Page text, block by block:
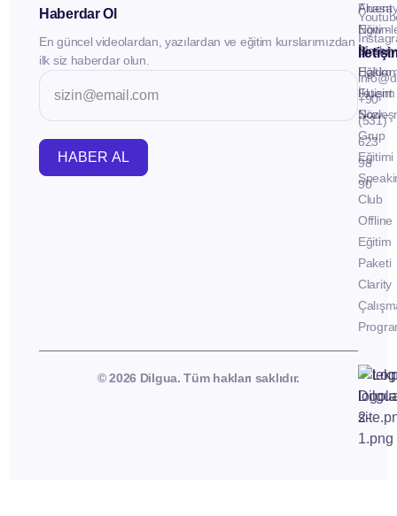
Haberdar Ol
En güncel videolardan, yazılardan ve eğitim kurslarımızdan
ilk siz haberdar olun.
HABER AL
İletişim
Fluent
Now -
Birebir
Eğitim
Fluent
Now -
Grup
Eğitimi
Club
Offline
Eğitim
Paketi
Clarity
+90
(531)
623
98
90
© 2026 Dilgua. Tüm hakları saklıdır.